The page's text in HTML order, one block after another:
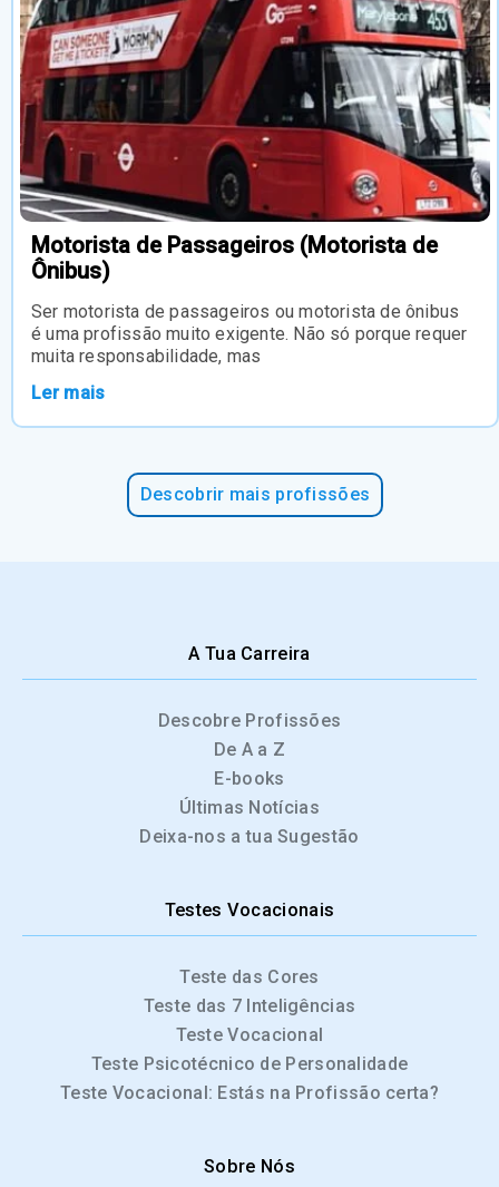
Motorista de Passageiros (Motorista de
Ônibus)
Ser motorista de passageiros ou motorista de ônibus
é uma profissão muito exigente. Não só porque requer
muita responsabilidade, mas
Ler mais
Descobrir mais profissões
A Tua Carreira
Descobre Profissões
De A a Z
E-books
Últimas Notícias
Deixa-nos a tua Sugestão
Testes Vocacionais
Teste das Cores
Teste das 7 Inteligências
Teste Vocacional
Teste Psicotécnico de Personalidade
Teste Vocacional: Estás na Profissão certa?
Sobre Nós